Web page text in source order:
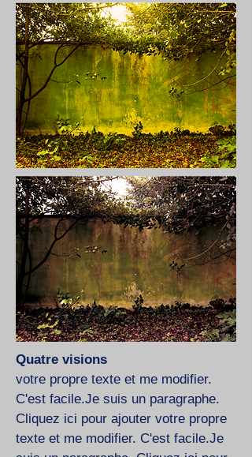
Quatre visions
votre propre texte et me modifier.
C'est facile.Je suis un paragraphe.
Cliquez ici pour ajouter votre propre
texte et me modifier. C'est facile.Je